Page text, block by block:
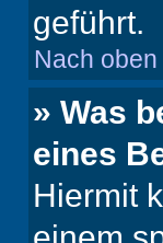
geführt.
Nach oben
» Was
eines
Hiermit